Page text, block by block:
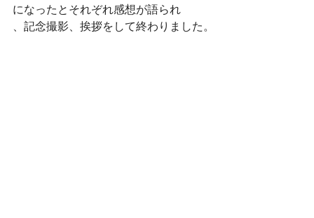
になったとそれぞれ感想が語られ
、記念撮影、挨拶をして終わりました。